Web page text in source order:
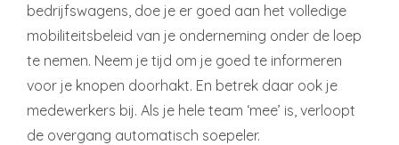
bedrijfswagens, doe je er goed aan het volledige
mobiliteitsbeleid van je onderneming onder de loep
te nemen. Neem je tijd om je goed te informeren
voor je knopen doorhakt. En betrek daar ook je
medewerkers bij. Als je hele team ‘mee’ is, verloopt
de overgang automatisch soepeler.